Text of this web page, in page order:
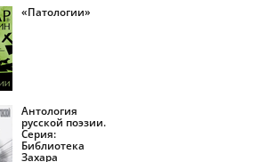
«Патологии»
Антология
русской поэзии.
Серия:
Библиотека
Захара